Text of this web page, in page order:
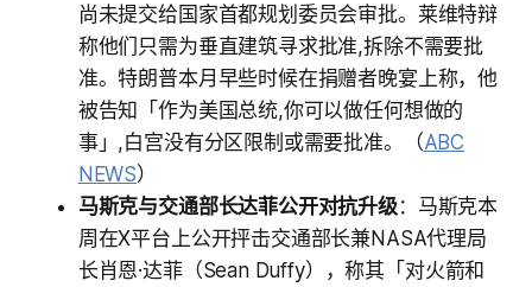
尚未提交给国家首都规划委员会审批。莱维特辩
称他们只需为垂直建筑寻求批准,拆除不需要批
准。特朗普本月早些时候在捐赠者晚宴上称，他
被告知「作为美国总统,你可以做任何想做的
事」,白宫没有分区限制或需要批准。（ABC
NEWS）
马斯克与交通部长达菲公开对抗升级：马斯克本
周在X平台上公开抨击交通部长兼NASA代理局
长肖恩·达菲（Sean Duffy），称其「对火箭和